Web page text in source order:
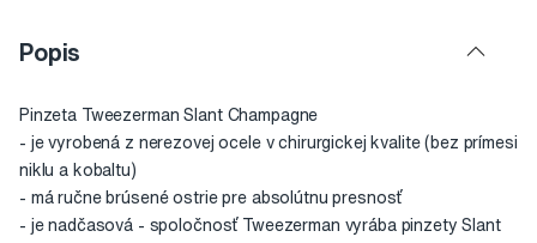
Popis
Pinzeta Tweezerman Slant Champagne
- je vyrobená z nerezovej ocele v chirurgickej kvalite (bez prímesi
niklu a kobaltu)
- má ručne brúsené ostrie pre absolútnu presnosť
- je nadčasová - spoločnosť Tweezerman vyrába pinzety Slant